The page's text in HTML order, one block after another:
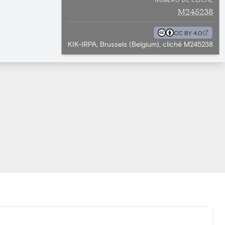
M245238
CC BY 4.0
KIK-IRPA, Brussels (Belgium), cliché M245238